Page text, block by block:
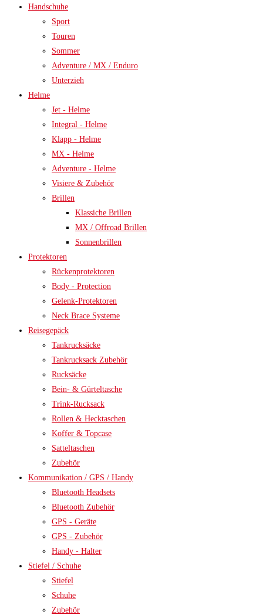
Handschuhe
Sport
Touren
Sommer
Adventure / MX / Enduro
Unterzieh
Helme
Jet - Helme
Integral - Helme
Klapp - Helme
MX - Helme
Adventure - Helme
Visiere & Zubehör
Brillen
Klassiche Brillen
MX / Offroad Brillen
Sonnenbrillen
Protektoren
Rückenprotektoren
Body - Protection
Gelenk-Protektoren
Neck Brace Systeme
Reisegepäck
Tankrucksäcke
Tankrucksack Zubehör
Rucksäcke
Bein- & Gürteltasche
Trink-Rucksack
Rollen & Hecktaschen
Koffer & Topcase
Satteltaschen
Zubehör
Kommunikation / GPS / Handy
Bluetooth Headsets
Bluetooth Zubehör
GPS - Geräte
GPS - Zubehör
Handy - Halter
Stiefel / Schuhe
Stiefel
Schuhe
Zubehör